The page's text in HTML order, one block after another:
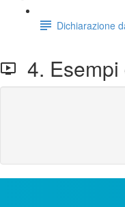
Dichiarazione
4.